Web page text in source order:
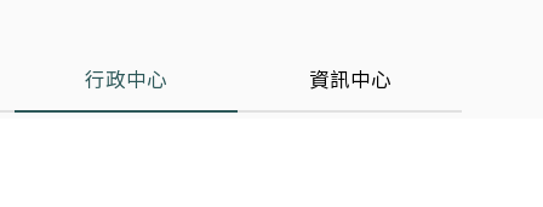
行政中心 資訊中心